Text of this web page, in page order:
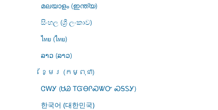
മലയാളം (ഇന്ത്യ)
සිංහල (ශ්‍රී ලංකාව)
ไทย (ไทย)
ລາວ (ລາວ)
ខ្មែរ (កម្ពុជា)
ᏣᎳᎩ (ᏌᏊ ᎢᏳᎾᎵᏍᏔᏅ ᏍᎦᏚᎩ)
한국어 (대한민국)